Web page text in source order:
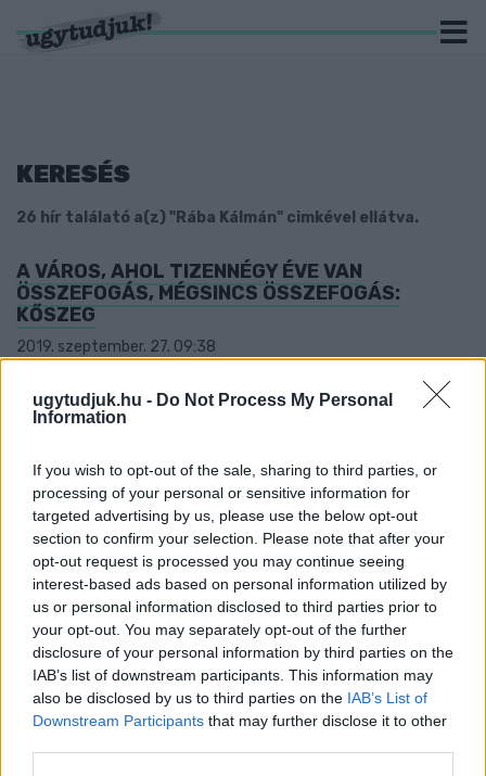
ugytudjuk.hu - Do Not Process My Personal
Information
If you wish to opt-out of the sale, sharing to third parties, or
processing of your personal or sensitive information for
targeted advertising by us, please use the below opt-out
section to confirm your selection. Please note that after your
opt-out request is processed you may continue seeing
interest-based ads based on personal information utilized by
us or personal information disclosed to third parties prior to
your opt-out. You may separately opt-out of the further
disclosure of your personal information by third parties on the
IAB’s list of downstream participants. This information may
also be disclosed by us to third parties on the IAB’s List of
Downstream Participants that may further disclose it to other
KERESÉS
26 hír találató a(z) "Rába Kálmán" cimkével ellátva.
A VÁROS, AHOL TIZENNÉGY ÉVE VAN
ÖSSZEFOGÁS, MÉGSINCS ÖSSZEFOGÁS:
KŐSZEG
2019. szeptember. 27. 09:38
lenne minimum pikáns, de legalább izgalmas az önkormányzati
választási küzdelem.
ELLENZÉKI ÖSSZEFOGÁS!
2019. augusztus. 26. 10:13
Rába Kálmán elnyerte a Mindenki Magyarországa Mozgalom
támogatását.
AZ LMP IS TÁMOGATJA RÁBA KÁLMÁN
KŐSZEGI POLGÁRMESTER-JELÖLTSÉGÉT
2019. július. 17. 15:50
A párt szerint a képviselőnek elég nagy lehet a támogatottsága
ahhoz, hogy a vezetésével leváltsák a Fideszt.
A MINDENKI MAGYARORSZÁGA MOZGALOM IS
TÁMOGATJA RÁBA KÁLMÁNT
2019. július. 15. 16:02